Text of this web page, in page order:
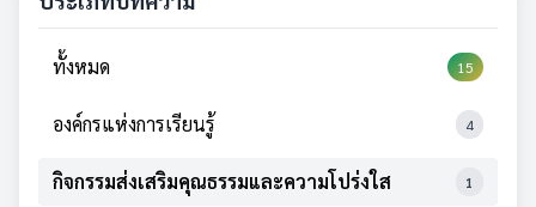
ทั้งหมด 15
องค์กรแห่งการเรียนรู้ 4
กิจกรรมส่งเสริมคุณธรรมและความโปร่งใส 1